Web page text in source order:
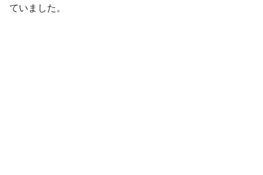
ていました。